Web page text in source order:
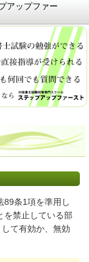
アップファー
89条1項を準用し
を禁止している部
て有効か、無効